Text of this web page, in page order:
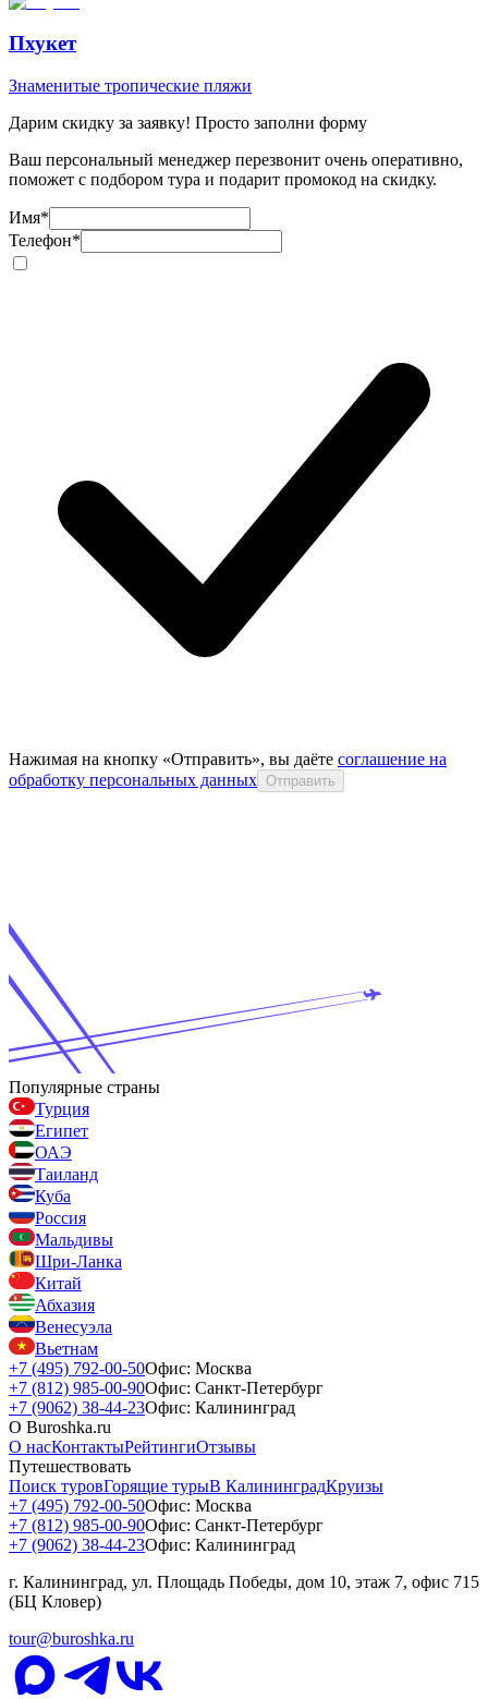
Пхукет
Знаменитые тропические пляжи
Дарим скидку за заявку! Просто заполни форму
Ваш персональный менеджер перезвонит очень оперативно,
поможет с подбором тура и подарит промокод на скидку.
Имя*
Телефон*
Нажимая на кнопку «Отправить», вы даёте соглашение на
обработку персональных данных Отправить
Популярные страны
Турция
Египет
ОАЭ
Таиланд
Куба
Россия
Мальдивы
Шри-Ланка
Китай
Абхазия
Венесуэла
Вьетнам
+7 (495) 792-00-50Офис: Москва
+7 (812) 985-00-90Офис: Санкт-Петербург
+7 (9062) 38-44-23Офис: Калининград
О Buroshka.ru
О насКонтактыРейтингиОтзывы
Путешествовать
Поиск туровГорящие турыВ КалининградКруизы
+7 (495) 792-00-50Офис: Москва
+7 (812) 985-00-90Офис: Санкт-Петербург
+7 (9062) 38-44-23Офис: Калининград
г. Калининград, ул. Площадь Победы, дом 10, этаж 7, офис 715
(БЦ Кловер)
tour@buroshka.ru